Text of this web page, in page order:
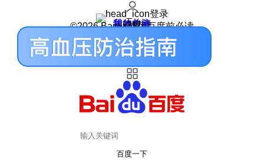
登录
我的关注
我的收藏
皮肤中心
用户反馈
设置
©2026 Baidu 使用百度前必读
百度一下